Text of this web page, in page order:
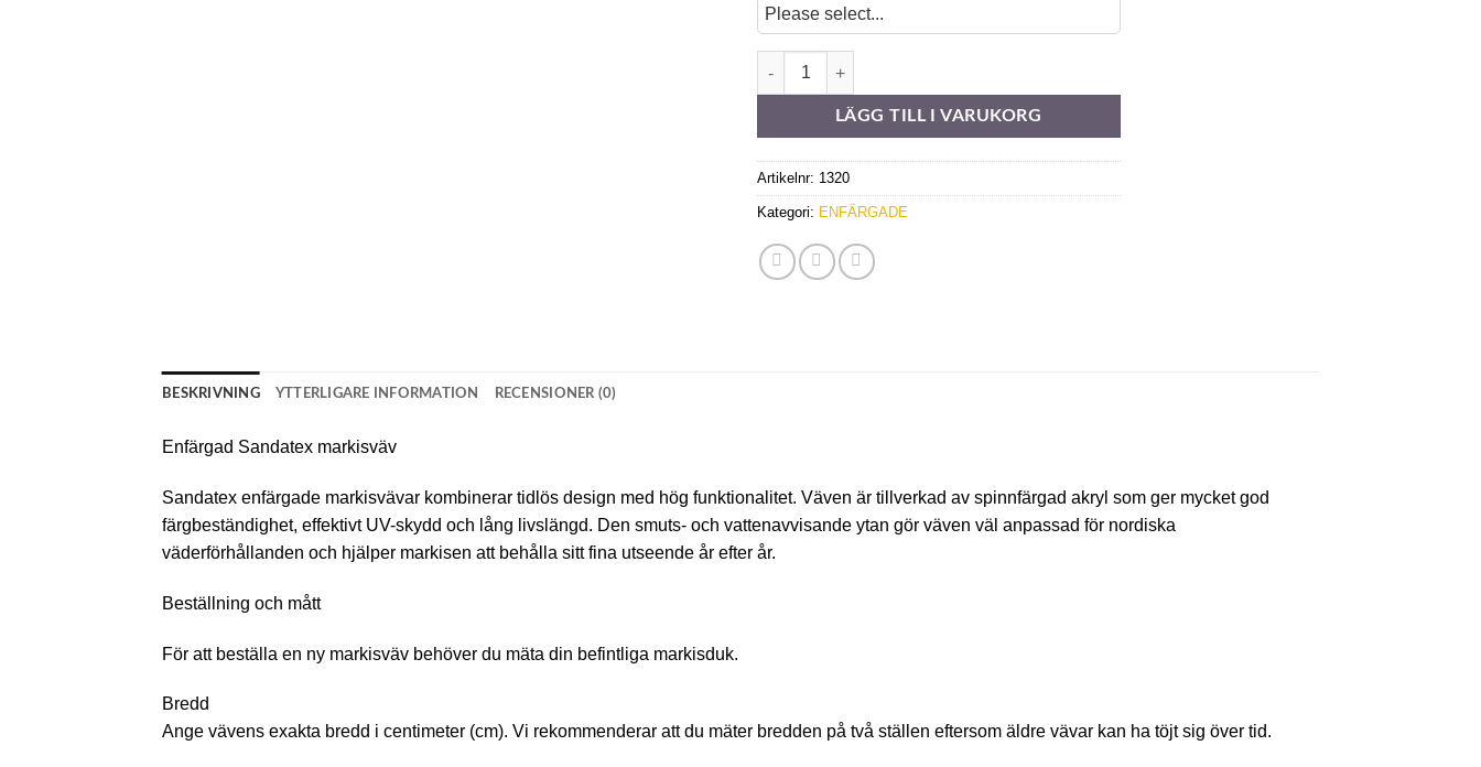
Sandatex 4215-24 mängd
LÄGG TILL I VARUKORG
Artikelnr: 1320
Kategori: ENFÄRGADE
BESKRIVNING YTTERLIGARE INFORMATION RECENSIONER (0)
Enfärgad Sandatex markisväv
Sandatex enfärgade markisvävar kombinerar tidlös design med hög funktionalitet. Väven är tillverkad av spinnfärgad akryl som ger mycket god
färgbeständighet, effektivt UV-skydd och lång livslängd. Den smuts- och vattenavvisande ytan gör väven väl anpassad för nordiska
väderförhållanden och hjälper markisen att behålla sitt fina utseende år efter år.
Beställning och mått
För att beställa en ny markisväv behöver du mäta din befintliga markisduk.
Bredd
Ange vävens exakta bredd i centimeter (cm). Vi rekommenderar att du mäter bredden på två ställen eftersom äldre vävar kan ha töjt sig över tid.